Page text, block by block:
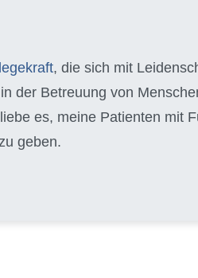
, die sich mit
der Betreuung von
es, meine Patienten mit
geben.